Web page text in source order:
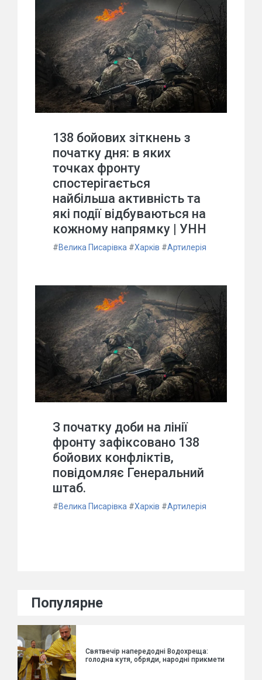
138 бойових зіткнень з
початку дня: в яких
точках фронту
спостерігається
найбільша активність та
які події відбуваються на
кожному напрямку | УНН
#Велика Писарівка #Харків #Артилерія
З початку доби на лінії
фронту зафіксовано 138
бойових конфліктів,
повідомляє Генеральний
штаб.
#Велика Писарівка #Харків #Артилерія
Популярне
Святвечір напередодні Водохреща:
голодна кутя, обряди, народні прикмети